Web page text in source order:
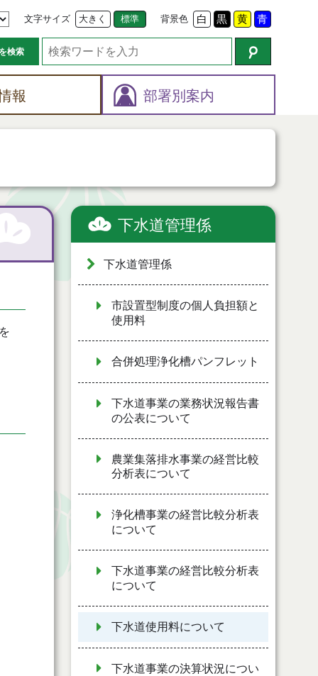
文字サイズ 大きく 標準 背景色 白 黒 黄 青
検索
報 部署別案内
下水道管理係
下水道管理係
市設置型制度の個人負担額と
使用料
合併処理浄化槽パンフレット
下水道事業の業務状況報告書
の公表について
農業集落排水事業の経営比較
分析表について
浄化槽事業の経営比較分析表
について
下水道事業の経営比較分析表
について
下水道使用料について
下水道事業の決算状況につい